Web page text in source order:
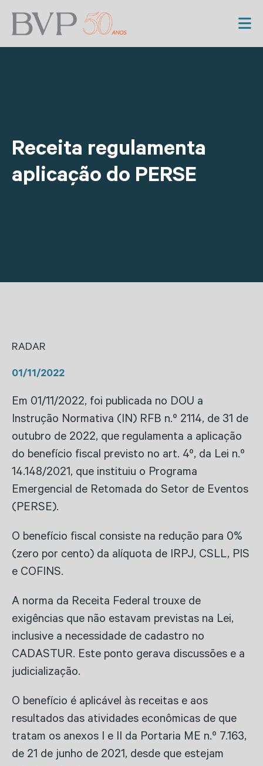
Receita regulamenta
aplicação do PERSE
RADAR
01/11/2022
Em 01/11/2022, foi publicada no DOU a
Instrução Normativa (IN) RFB n.º 2114, de 31 de
outubro de 2022, que regulamenta a aplicação
do benefício fiscal previsto no art. 4º, da Lei n.º
14.148/2021, que instituiu o Programa
Emergencial de Retomada do Setor de Eventos
(PERSE).
O benefício fiscal consiste na redução para 0%
(zero por cento) da alíquota de IRPJ, CSLL, PIS
e COFINS.
A norma da Receita Federal trouxe de
exigências que não estavam previstas na Lei,
inclusive a necessidade de cadastro no
CADASTUR. Este ponto gerava discussões e a
judicialização.
O benefício é aplicável às receitas e aos
resultados das atividades econômicas de que
tratam os anexos I e II da Portaria ME n.º 7.163,
de 21 de junho de 2021, desde que estejam